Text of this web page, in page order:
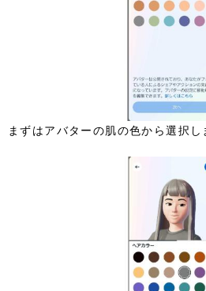
まずはアバターの肌の色から選択し